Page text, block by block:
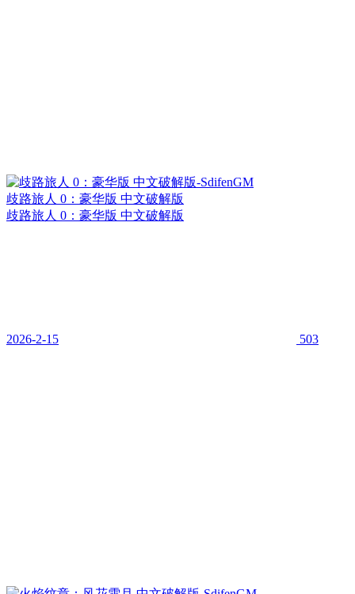
歧路旅人 0：豪华版 中文破解版
歧路旅人 0：豪华版 中文破解版
2026-2-15 503